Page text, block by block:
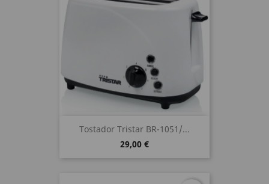
Tostador Tristar BR-1051/...
29,00 €